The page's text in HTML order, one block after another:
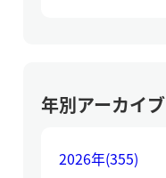
年別アーカイブ
2026年(355)